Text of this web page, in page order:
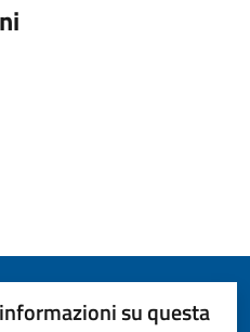
su questa